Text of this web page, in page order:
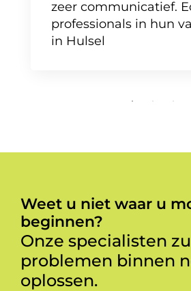
zeer communicatief.
professionals in hun
in Hulsel
Weet u niet waar u
beginnen?
Onze specialisten
problemen binnen
oplossen.